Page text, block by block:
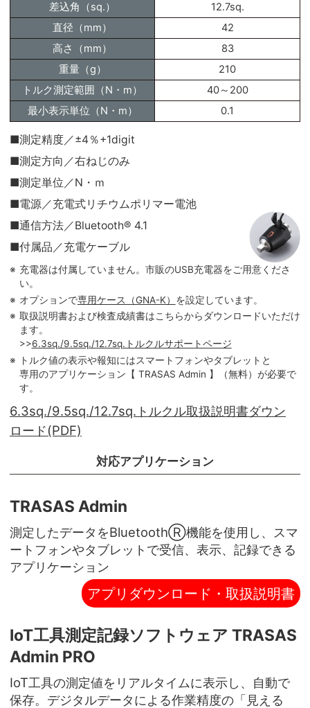
差込角（sq.）
12.7sq.
直径（mm）
42
高さ（mm）
83
重量（g）
210
トルク測定範囲（N・m）
40～200
最小表示単位（N・m）
0.1
■測定精度／±4％+1digit
■測定方向／右ねじのみ
■測定単位／N・ｍ
■電源／充電式リチウムポリマー電池
■通信方法／Bluetooth® 4.1
■付属品／充電ケーブル
充電器は付属していません。市販のUSB充電器をご用意くださ
い。
オプションで専用ケース（GNA-K） を設定しています。
取扱説明書および検査成績書はこちらからダウンロードいただけ
ます。
>>6.3sq./9.5sq./12.7sq.トルクルサポートページ
トルク値の表示や報知にはスマートフォンやタブレットと
専用のアプリケーション【 TRASAS Admin 】（無料）が必要で
す。
6.3sq./9.5sq./12.7sq.トルクル取扱説明書ダウン
ロード(PDF)
対応アプリケーション
TRASAS Admin
測定したデータをBluetoothⓇ機能を使用し、スマ
ートフォンやタブレットで受信、表示、記録できる
アプリケーション
アプリダウンロード・取扱説明書
IoT工具測定記録ソフトウェア TRASAS
Admin PRO
IoT工具の測定値をリアルタイムに表示し、自動で
保存。デジタルデータによる作業精度の「見える